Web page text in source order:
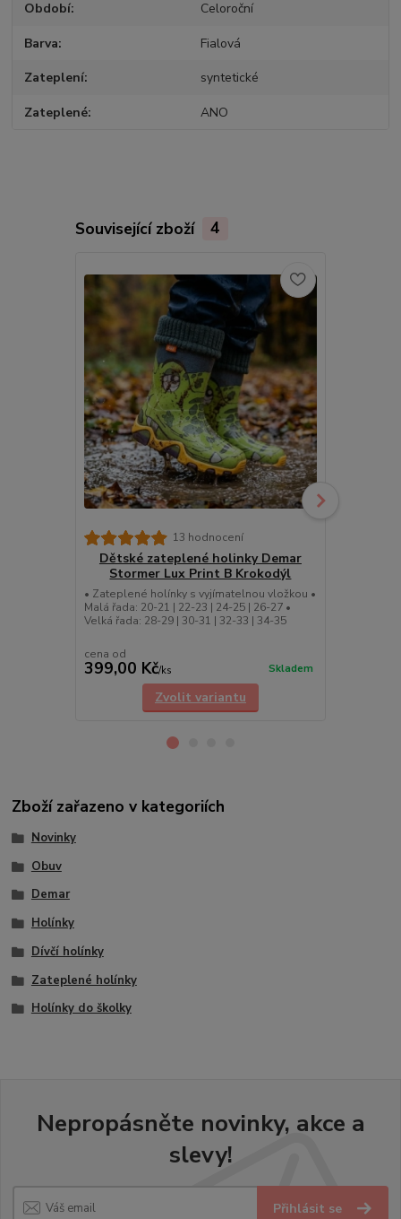
Období Celoroční
Barva Fialová
Zateplení syntetické
Zateplené ANO
Související zboží 4
13 hodnocení
Dětské zateplené holinky Demar
Stormer Lux Print B Krokodýl
• Zateplené holínky s vyjímatelnou vložkou •
Malá řada: 20-21 | 22-23 | 24-25 | 26-27 •
Velká řada: 28-29 | 30-31 | 32-33 | 34-35
cena od
399,00 Kč/ks Skladem
Zvolit variantu
Zboží zařazeno v kategoriích
Novinky
Obuv
Demar
Holínky
Dívčí holínky
Zateplené holínky
Holínky do školky
Nepropásněte novinky, akce a
slevy!
Přihlásit se